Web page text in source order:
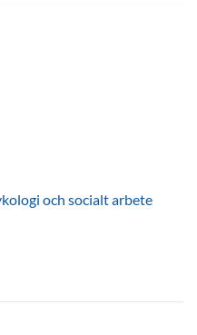
och socialt arbete